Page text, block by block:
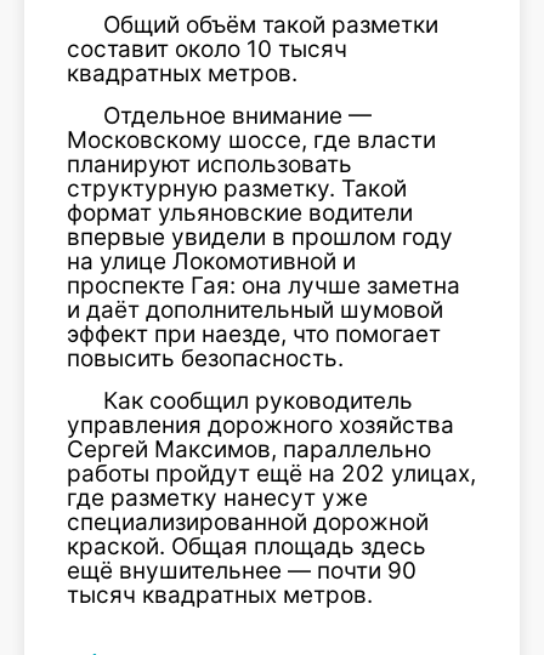
Общий объём такой разметки
составит около 10 тысяч
квадратных метров.
Отдельное внимание —
Московскому шоссе, где власти
планируют использовать
структурную разметку. Такой
формат ульяновские водители
впервые увидели в прошлом году
на улице Локомотивной и
проспекте Гая: она лучше заметна
и даёт дополнительный шумовой
эффект при наезде, что помогает
повысить безопасность.
Как сообщил руководитель
управления дорожного хозяйства
Сергей Максимов, параллельно
работы пройдут ещё на 202 улицах,
где разметку нанесут уже
специализированной дорожной
краской. Общая площадь здесь
ещё внушительнее — почти 90
тысяч квадратных метров.